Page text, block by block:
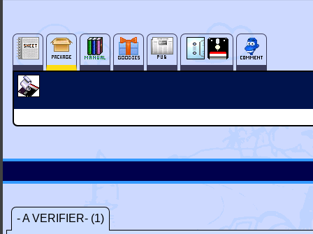
- A VERIFIER- (1)